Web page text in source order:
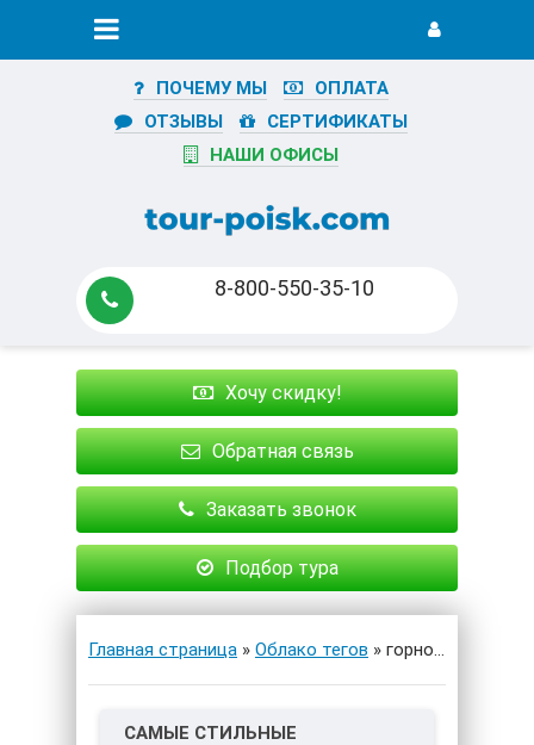
ПОЧЕМУ МЫ
ОПЛАТА
ОТЗЫВЫ
СЕРТИФИКАТЫ
НАШИ ОФИСЫ
8-800-550-35-10
Хочу скидку!
Обратная связь
Заказать звонок
Подбор тура
Главная страница » Облако тегов » горнолыжные курорты
САМЫЕ СТИЛЬНЫЕ